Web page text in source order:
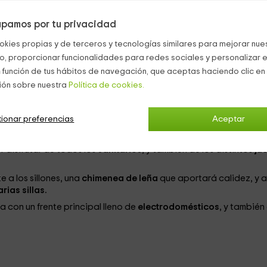
por tu privacidad
propias y de terceros y tecnologías similares para mejorar
proporcionar funcionalidades para redes sociales y personalizar
de tus hábitos de navegación, que aceptas haciendo clic
sobre nuestra Política de cookies.
Aceptar
preferencias
vais a poder disfrutar al máximo de vuestras vacaciones,
con elementos que podránampliar la capacidad,como
cama de matrimonio,
mientras que la cuarta habitación
disfrutar de todos lossanitarios, y también de los distintos
a los sillones, una chimenea de leña que aportará calidez, y a
sillas.
con un frente principal lleno de electrodomésticos, y también